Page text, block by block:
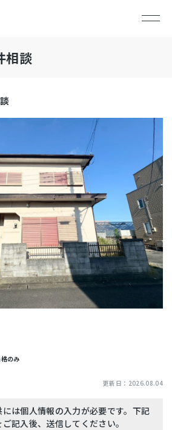
相談
のみ
更新日： 2026.08.04
は個人情報の入力が必要です。下記
記入後、送信してください。